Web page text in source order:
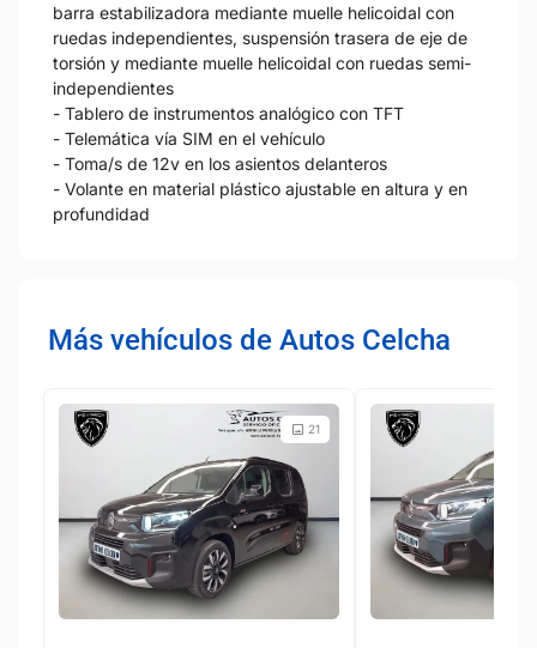
barra estabilizadora mediante muelle helicoidal con
ruedas independientes, suspensión trasera de eje de
torsión y mediante muelle helicoidal con ruedas semi-
independientes
- Tablero de instrumentos analógico con TFT
- Telemática vía SIM en el vehículo
- Toma/s de 12v en los asientos delanteros
- Volante en material plástico ajustable en altura y en
profundidad
Más vehículos de Autos Celcha
21